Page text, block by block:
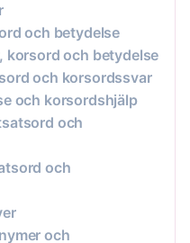
och betydelse
korsord och betydelse
och korsordssvar
och korsordshjälp
och
och
och